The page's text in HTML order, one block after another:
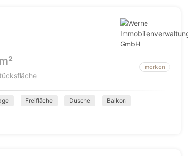
merken
Freifläche Dusche Balkon